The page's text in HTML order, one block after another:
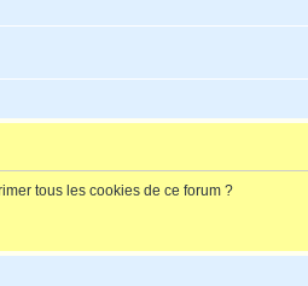
tous les cookies de ce forum ?